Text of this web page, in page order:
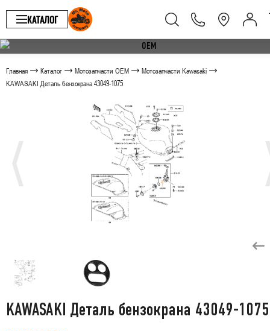
КАТАЛОГ
Главная Каталог Мотозапчасти OEM
Мотозапчасти Kawasaki
KAWASAKI Деталь бензокрана 43049-1075
KAWASAKI Деталь бензокрана 43049-1075